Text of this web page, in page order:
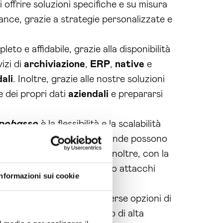
sui cookie
soluzioni specifiche e su misura
grazie a strategie personalizzate e
e affidabile, grazie alla disponibilità
di archiviazione, ERP, native e
. Inoltre, grazie alle nostre soluzioni
dei propri dati aziendali e prepararsi
è la flessibilità e la scalabilità
eAWS, le aziende possono
esigenze del mercato. Inoltre, con la
da eventuali perdite o attacchi
di scegliere tra diverse opzioni di
garantiamo un servizio di alta